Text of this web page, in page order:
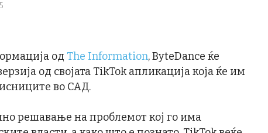
од The Information, ByteDance ќе
од својата TikTok апликација која ќе им
во САД.
решавање на проблемот кој го има